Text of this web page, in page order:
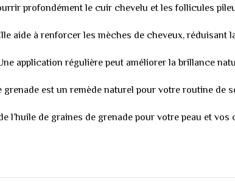
profondément le cuir chevelu et les follicules
aide à renforcer les mèches de cheveux,
application régulière peut améliorer la brillance
est un remède naturel pour votre routine
l’huile de graines de grenade pour votre peau et